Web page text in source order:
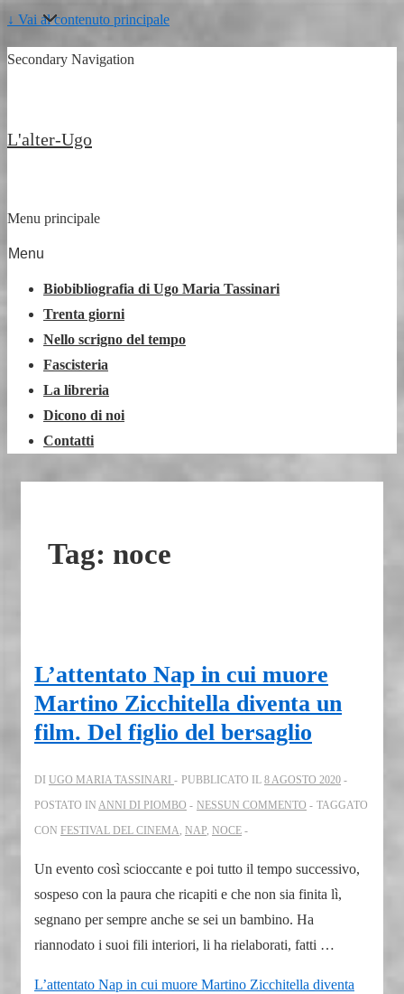
↓ Vai al contenuto principale
Secondary Navigation
L'alter-Ugo
Menu principale
Menu
Biobibliografia di Ugo Maria Tassinari
Trenta giorni
Nello scrigno del tempo
Fascisteria
La libreria
Dicono di noi
Contatti
Tag: noce
L’attentato Nap in cui muore
Martino Zicchitella diventa un
film. Del figlio del bersaglio
DI UGO MARIA TASSINARI PUBBLICATO IL 8 AGOSTO 2020
POSTATO IN ANNI DI PIOMBO NESSUN COMMENTO
TAGGATO
CON FESTIVAL DEL CINEMA, NAP, NOCE
Un evento così scioccante e poi tutto il tempo successivo,
sospeso con la paura che ricapiti e che non sia finita lì,
segnano per sempre anche se sei un bambino. Ha
riannodato i suoi fili interiori, li ha rielaborati, fatti …
L’attentato Nap in cui muore Martino Zicchitella diventa